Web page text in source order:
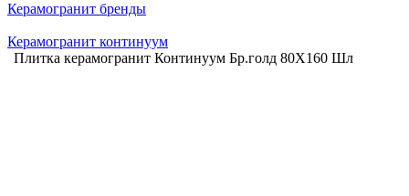
Керамогранит бренды
Керамогранит континуум
Плитка керамогранит Континуум Бр.голд 80X160 Шл